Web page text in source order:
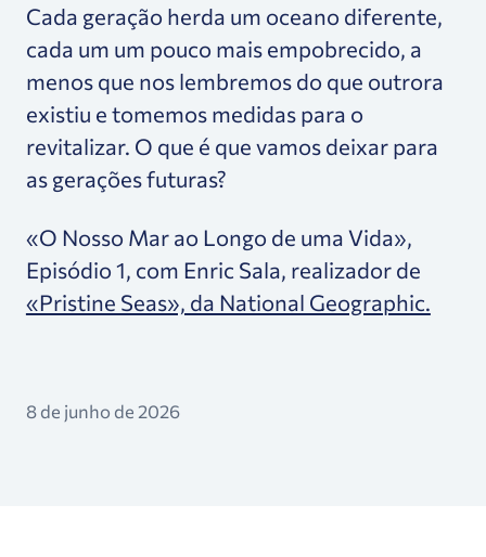
Cada geração herda um oceano diferente,
cada um um pouco mais empobrecido, a
menos que nos lembremos do que outrora
existiu e tomemos medidas para o
revitalizar. O que é que vamos deixar para
as gerações futuras?
«O Nosso Mar ao Longo de uma Vida»,
Episódio 1, com Enric Sala, realizador de
«Pristine Seas», da National Geographic.
8 de junho de 2026